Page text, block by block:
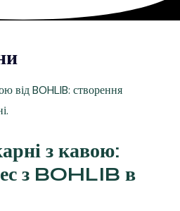
з кавою:
з BOHLIB в